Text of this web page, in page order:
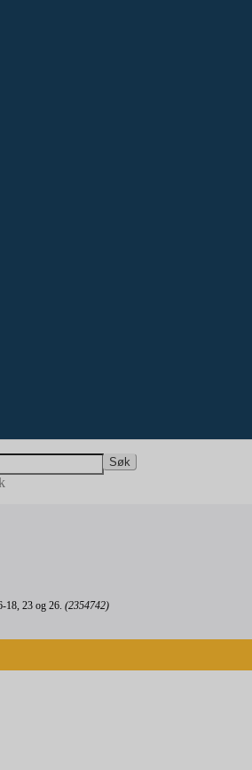
Søk
18, 23 og 26. (2354742)